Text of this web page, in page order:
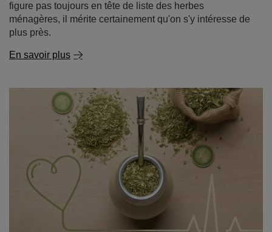
figure pas toujours en tête de liste des herbes
ménagères, il mérite certainement qu'on s'y intéresse de
plus près.
En savoir plus